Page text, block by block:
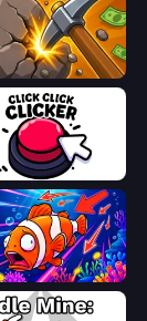
Click Clicker
Idle